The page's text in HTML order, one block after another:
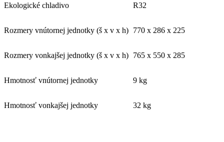
Ekologické chladivo R32
Rozmery vnútornej jednotky (š x v x h) 770 x 286 x 225
Rozmery vonkajšej jednotky (š x v x h) 765 x 550 x 285
Hmotnosť vnútornej jednotky 9 kg
Hmotnosť vonkajšej jednotky 32 kg